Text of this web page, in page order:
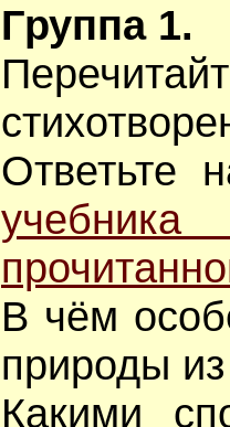
Группа 1.
Ответьте
В чём
природы
Какими